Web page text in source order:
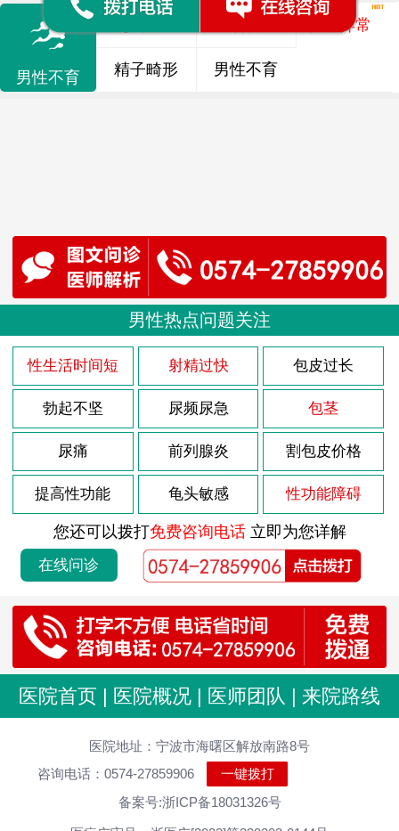
男性不育
弱精 精液异常
精子畸形 男性不育
男性热点问题关注
性生活时间短 射精过快 包皮过长
勃起不坚 尿频尿急 包茎
尿痛 前列腺炎 割包皮价格
提高性功能 龟头敏感 性功能障碍
您还可以拨打免费咨询电话立即为您详解
在线问诊
医院首页 | 医院概况 | 医师团队 | 来院路线
医院地址：宁波市海曙区解放南路8号
咨询电话：0574-27859906
一键拨打
备案号:浙ICP备18031326号